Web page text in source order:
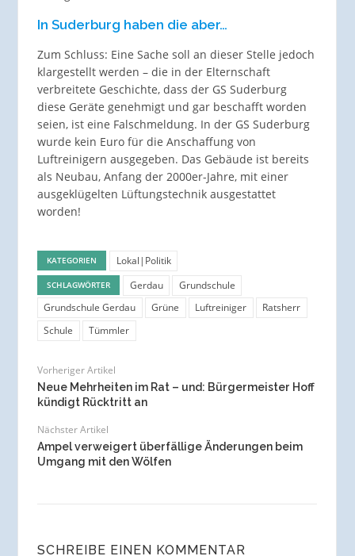
In Suderburg haben die aber…
Zum Schluss: Eine Sache soll an dieser Stelle jedoch
klargestellt werden – die in der Elternschaft
verbreitete Geschichte, dass der GS Suderburg
diese Geräte genehmigt und gar beschafft worden
seien, ist eine Falschmeldung. In der GS Suderburg
wurde kein Euro für die Anschaffung von
Luftreinigern ausgegeben. Das Gebäude ist bereits
als Neubau, Anfang der 2000er-Jahre, mit einer
ausgeklügelten Lüftungstechnik ausgestattet
worden!
KATEGORIEN Lokal|Politik
SCHLAGWÖRTER Gerdau
Grundschule
Grundschule Gerdau
Grüne Luftreiniger
Ratsherr
Schule
Tümmler
Vorheriger Artikel
Neue Mehrheiten im Rat – und: Bürgermeister Hoff
kündigt Rücktritt an
Nächster Artikel
Ampel verweigert überfällige Änderungen beim
Umgang mit den Wölfen
SCHREIBE EINEN KOMMENTAR